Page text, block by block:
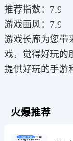
推荐指数：7.9
游戏画风：7.9
游戏长廊为您带
戏，觉得好玩的
提供好玩的手游
火爆推荐